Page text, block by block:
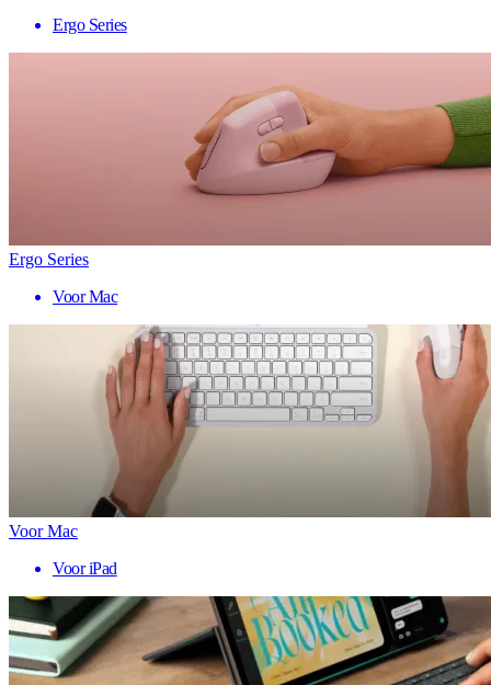
Ergo Series
Ergo Series
Voor Mac
Voor Mac
Voor iPad